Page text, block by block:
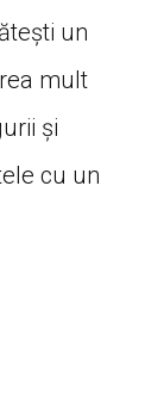
un
mult
și
cu un